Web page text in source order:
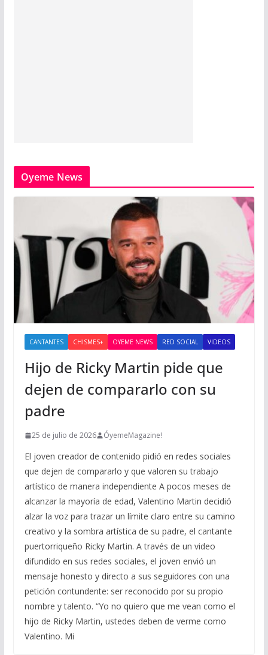
Oyeme News
CANTANTES CHISMES+ OYEME NEWS RED SOCIAL VIDEOS
Hijo de Ricky Martin pide que
dejen de compararlo con su
padre
25 de julio de 2026 ÓyemeMagazine!
El joven creador de contenido pidió en redes sociales
que dejen de compararlo y que valoren su trabajo
artístico de manera independiente A pocos meses de
alcanzar la mayoría de edad, Valentino Martin decidió
alzar la voz para trazar un límite claro entre su camino
creativo y la sombra artística de su padre, el cantante
puertorriqueño Ricky Martin. A través de un video
difundido en sus redes sociales, el joven envió un
mensaje honesto y directo a sus seguidores con una
petición contundente: ser reconocido por su propio
nombre y talento. “Yo no quiero que me vean como el
hijo de Ricky Martin, ustedes deben de verme como
Valentino. Mi